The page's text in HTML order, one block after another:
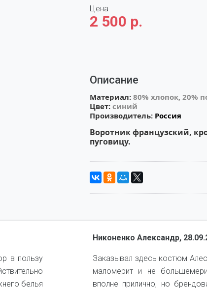
Цена
2 500 р.
Описание
Материал: 80% хлопок, 20%
Цвет: синий
Производитель: Россия
Воротник французский,
пуговицу.
в пользу
белья
Никоненко Александр,
Заказывал здесь костюм
маломерит и не
вполне прилично, но